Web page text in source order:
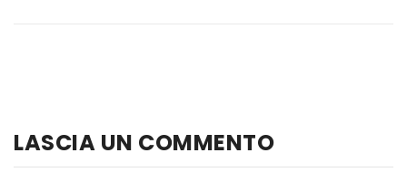
NAMED SPORT
LASCIA UN COMMENTO